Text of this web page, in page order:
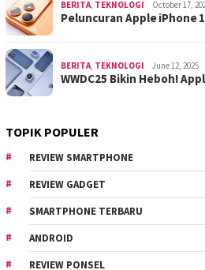
BERITA TEKNOLOGI October 17,
Peluncuran Apple iPhone
BERITA TEKNOLOGI June 12, 2025
WWDC25 Bikin Heboh!
TOPIK POPULER
REVIEW SMARTPHONE
REVIEW GADGET
SMARTPHONE TERBARU
ANDROID
REVIEW PONSEL